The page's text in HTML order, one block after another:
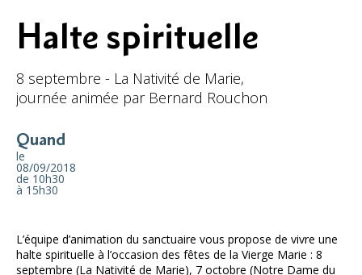
Halte spirituelle
8 septembre - La Nativité de Marie,
journée animée par Bernard Rouchon
Quand
le
08/09/2018
de 10h30
à 15h30
L’équipe d’animation du sanctuaire vous propose de vivre une
halte spirituelle à l’occasion des fêtes de la Vierge Marie : 8
septembre (La Nativité de Marie), 7 octobre (Notre Dame du